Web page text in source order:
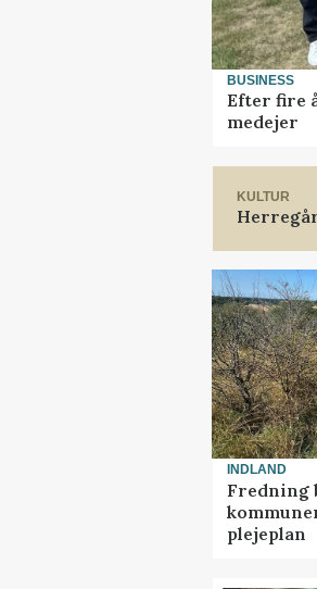
BUSINESS
Efter fire
medejer
KULTUR
INDLAND
Fredning
plejeplan